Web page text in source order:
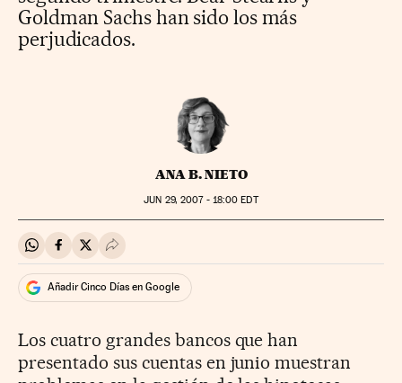
Goldman Sachs han sido los más
perjudicados.
ANA B. NIETO
JUN 29, 2007 - 18:00 EDT
Compartir en Whatsapp
Compartir en Facebook
Compartir en Twitter
Desplegar Redes Sociales
Añadir Cinco Días en Google
Los cuatro grandes bancos que han
presentado sus cuentas en junio muestran